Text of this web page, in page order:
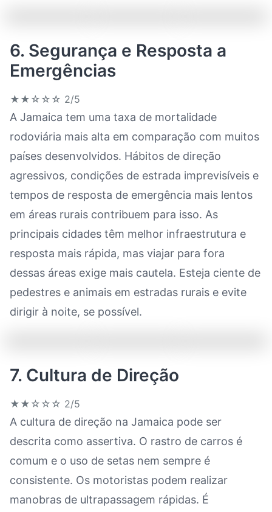
6. Segurança e Resposta a
Emergências
★★☆☆☆ 2/5
A Jamaica tem uma taxa de mortalidade
rodoviária mais alta em comparação com muitos
países desenvolvidos. Hábitos de direção
agressivos, condições de estrada imprevisíveis e
tempos de resposta de emergência mais lentos
em áreas rurais contribuem para isso. As
principais cidades têm melhor infraestrutura e
resposta mais rápida, mas viajar para fora
dessas áreas exige mais cautela. Esteja ciente de
pedestres e animais em estradas rurais e evite
dirigir à noite, se possível.
7. Cultura de Direção
★★☆☆☆ 2/5
A cultura de direção na Jamaica pode ser
descrita como assertiva. O rastro de carros é
comum e o uso de setas nem sempre é
consistente. Os motoristas podem realizar
manobras de ultrapassagem rápidas. É